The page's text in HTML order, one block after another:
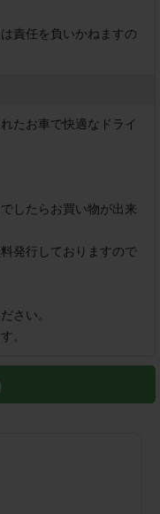
責任を負いかねますの
たお車で快適なドライ
したらお買い物が出来
発行しておりますので
さい。
。